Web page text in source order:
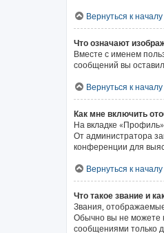
Вернуться к началу
Что означают
Вместе с именем
сообщений вы
Вернуться к началу
Как мне включить
На вкладке
От администратора
конференции для
Вернуться к началу
Что такое звание и
Звания,
Обычно вы не можете
сообщениями только